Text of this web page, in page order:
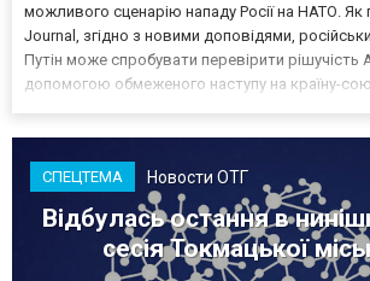
можливого сценарію нападу Росії на НАТО. Як
Journal, згідно з новими доповідями,
Путін може спробувати перевірити рішучість
допомогою обмеженого наступу на країну-
СПЕЦТЕМА Новости ОТГ
Відбулась остання в
сесія Токмацької